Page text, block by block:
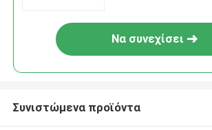
Να συνεχίσει
Συνιστώμενα προϊόντα